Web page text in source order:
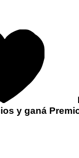
y ganá